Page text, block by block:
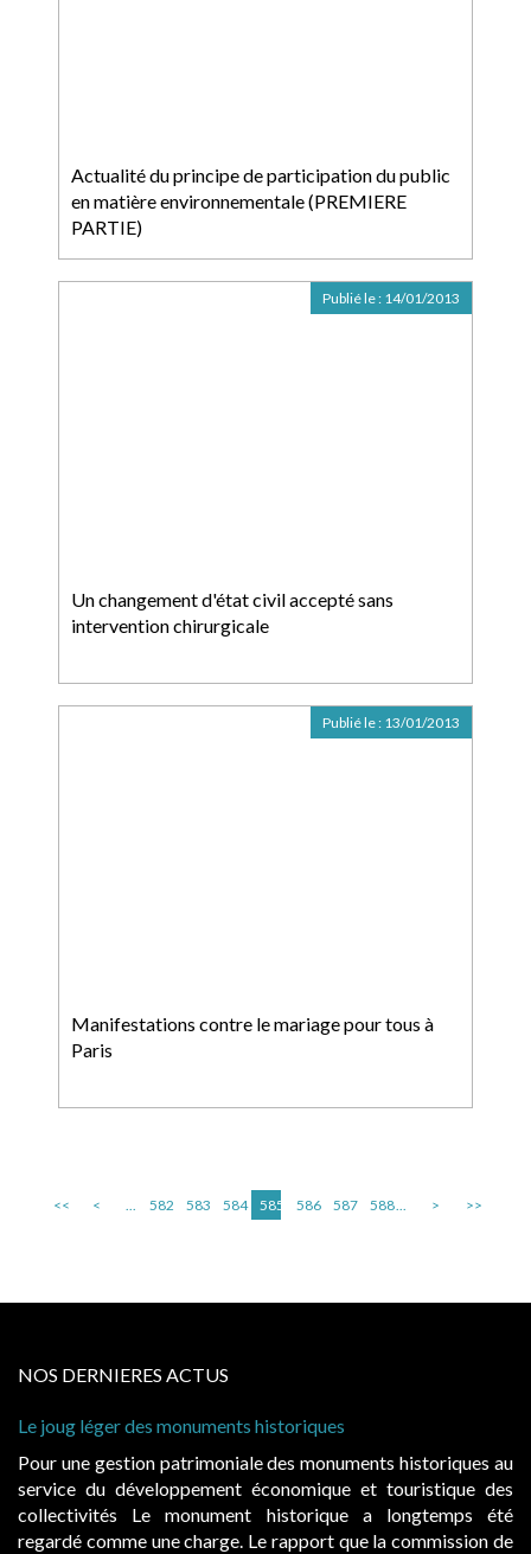
Actualité du principe de participation du public
en matière environnementale (PREMIERE
PARTIE)
Un changement d'état civil accepté sans
intervention chirurgicale
Publié le : 14/01/2013
Manifestations contre le mariage pour tous à
Paris
Publié le : 13/01/2013
<< < ... 582 583 584 585 586 587 588... > >>
NOS DERNIERES ACTUS
Le joug léger des monuments historiques
Pour une gestion patrimoniale des monuments historiques au
service du développement économique et touristique des
collectivités Le monument historique a longtemps été
regardé comme une charge. Le rapport que la commission de